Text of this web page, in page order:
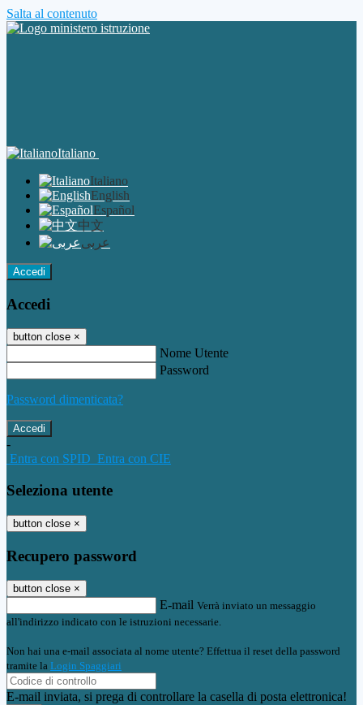
Salta al contenuto
Italiano
Italiano
English
Español
中文
عربى
Accedi
Accedi
button close ×
Nome Utente
Password
Password dimenticata?
-
Entra con SPID Entra con CIE
Seleziona utente
button close ×
Recupero password
button close ×
E-mail Verrà inviato un messaggio
all'indirizzo indicato con le istruzioni necessarie.
Non hai una e-mail associata al nome utente? Effettua il reset della password
tramite la Login Spaggiari
E-mail inviata, si prega di controllare la casella di posta elettronica!